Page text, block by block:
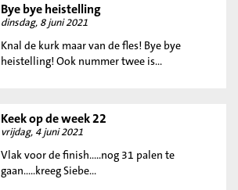
Bye bye heistelling
dinsdag, 8 juni 2021
Knal de kurk maar van de fles! Bye bye
heistelling! Ook nummer twee is...
Keek op de week 22
vrijdag, 4 juni 2021
Vlak voor de finish.....nog 31 palen te
gaan.....kreeg Siebe...